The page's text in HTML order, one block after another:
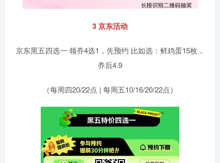
3 京东活动
京东黑五四选一 领奍4选1，先预约 比如选：鲜鸡蛋15枚，
奍后4.9
（每周四20/22点 | 每周五10/16/20/22点）